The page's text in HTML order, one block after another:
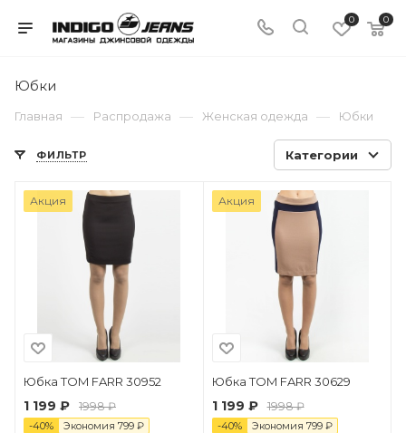
0 0
Юбки
Главная — Распродажа — Женская одежда — Юбки
ФИЛЬТР Категории
Акция
Юбка TOM FARR 30952
1 199 ₽ 1998 ₽
-40% Экономия 799 ₽
Акция
Юбка TOM FARR 30629
1 199 ₽ 1998 ₽
-40% Экономия 799₽